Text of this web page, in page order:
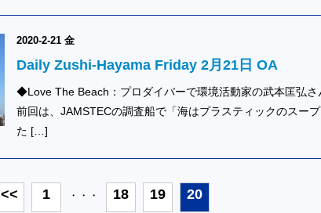
2020-2-21 金
Daily Zushi-Hayama Friday 2月21日 OA
◆Love The Beach：プロダイバーで環境活動家の武本匡弘さ
前回は、JAMSTECの調査船で「海はプラスティックのスー
た […]
<< 1 ・・・ 18 19 20